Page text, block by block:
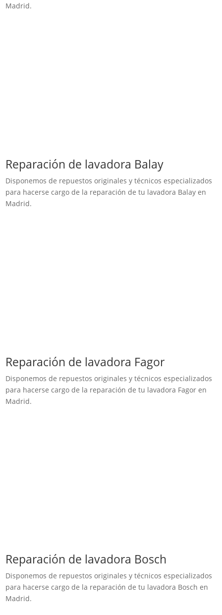
Madrid.
Reparación de lavadora Balay
Disponemos de repuestos originales y técnicos especializados
para hacerse cargo de la reparación de tu lavadora Balay en
Madrid.
Reparación de lavadora Fagor
Disponemos de repuestos originales y técnicos especializados
para hacerse cargo de la reparación de tu lavadora Fagor en
Madrid.
Reparación de lavadora Bosch
Disponemos de repuestos originales y técnicos especializados
para hacerse cargo de la reparación de tu lavadora Bosch en
Madrid.